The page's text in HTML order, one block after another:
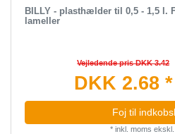
BILLY - plasthælder til 0,5 - 1,5 l.
lameller
Vejledende pris DKK 3.42
DKK 2.68 *
Foj til
* inkl. moms ekskl.